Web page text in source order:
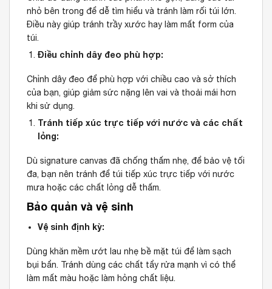
nhỏ bên trong để dễ tìm hiểu và tránh làm rối túi lớn.
Điều này giúp tránh trầy xước hay làm mất form của
túi.
Điều chỉnh dây đeo phù hợp:
Chỉnh dây đeo để phù hợp với chiều cao và sở thích
của bạn, giúp giảm sức nặng lên vai và thoải mái hơn
khi sử dụng.
Tránh tiếp xúc trực tiếp với nước và các chất
lỏng:
Dù signature canvas đã chống thấm nhẹ, để bảo vệ tối
đa, bạn nên tránh để túi tiếp xúc trực tiếp với nước
mưa hoặc các chất lỏng dễ thấm.
Bảo quản và vệ sinh
Vệ sinh định kỳ:
Dùng khăn mềm ướt lau nhẹ bề mặt túi để làm sạch
bụi bẩn. Tránh dùng các chất tẩy rửa mạnh vì có thể
làm mất màu hoặc làm hỏng chất liệu.